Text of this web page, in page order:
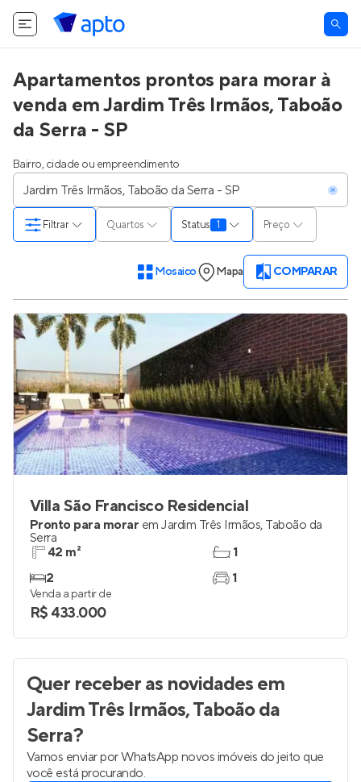
Apartamentos prontos para morar à
venda em Jardim Três Irmãos, Taboão
da Serra - SP
Bairro, cidade ou empreendimento
Quartos Status 1 Preço
Filtrar
Mosaico Mapa COMPARAR
Villa São Francisco Residencial
Pronto para morar em Jardim Três Irmãos, Taboão da
Serra
42 m²
2
1
1
Venda a partir de
R$ 433.000
Quer receber as novidadesem
Jardim Três Irmãos, Taboão da
Serra?
Vamos enviar por WhatsApp novos imóveis do jeito que
você está procurando.